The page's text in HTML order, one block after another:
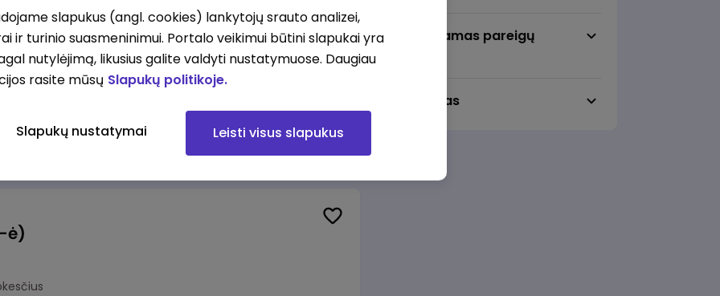
Veiklos užtikrinimo ir atitikties vyr. ekspertas (-ė) (Klaipėda) (Klaipėda, LT)
ė)
Pageidaujamas pareigų
Darbo laikas
slapukus (angl. cookies) lankytojų srauto analizei,
ir turinio suasmeninimui. Portalo veikimui būtini slapukai yra
nutylėjimą, likusius galite valdyti nustatymuose. Daugiau
rasite mūsų Slapukų politikoje.
Slapukų nustatymai Leisti visus slapukus